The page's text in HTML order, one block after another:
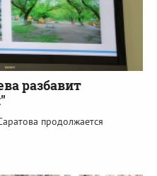
разбавит
продолжается